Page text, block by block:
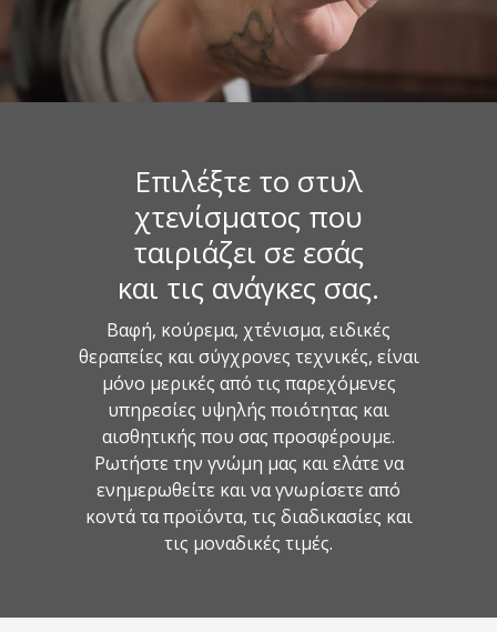
Επιλέξτε το στυλ
χτενίσματος που
ταιριάζει σε εσάς
και τις ανάγκες σας.
Βαφή, κούρεμα, χτένισμα, ειδικές
θεραπείες και σύγχρονες τεχνικές, είναι
μόνο μερικές από τις παρεχόμενες
υπηρεσίες υψηλής ποιότητας και
αισθητικής που σας προσφέρουμε.
Ρωτήστε την γνώμη μας και ελάτε να
ενημερωθείτε και να γνωρίσετε από
κοντά τα προϊόντα, τις διαδικασίες και
τις μοναδικές τιμές.